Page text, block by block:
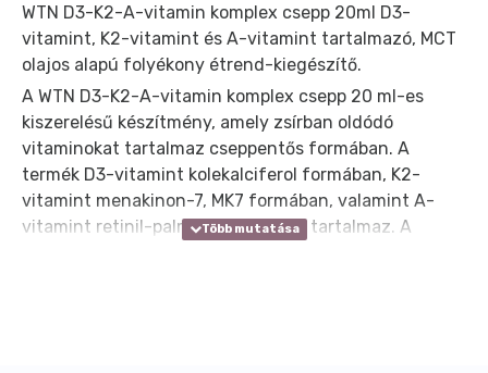
WTN D3-K2-A-vitamin komplex csepp 20ml D3-
vitamint, K2-vitamint és A-vitamint tartalmazó, MCT
olajos alapú folyékony étrend-kiegészítő.
A WTN D3-K2-A-vitamin komplex csepp 20 ml-es
kiszerelésű készítmény, amely zsírban oldódó
vitaminokat tartalmaz cseppentős formában. A
termék D3-vitamint kolekalciferol formában, K2-
vitamint menakinon-7, MK7 formában, valamint A-
vitamint retinil-palmitát formában tartalmaz. A